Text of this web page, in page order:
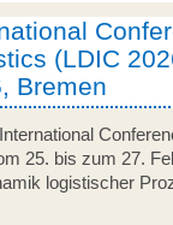
(LDIC
Bremen
25. bis zum 27.
logistischer